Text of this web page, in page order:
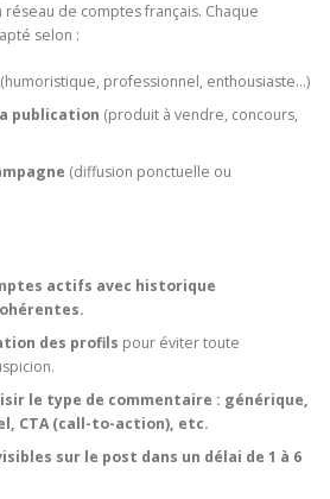
réseau de comptes français. Chaque
selon :
(humoristique, professionnel, enthousiaste…)
publication (produit à vendre, concours,
(diffusion ponctuelle ou
actifs avec historique
des profils pour éviter toute
le type de commentaire : générique,
CTA (call-to-action), etc.
sur le post dans un délai de 1 à 6